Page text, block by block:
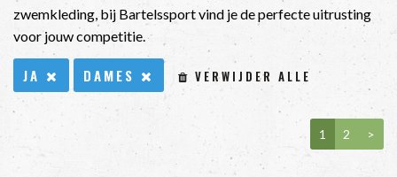
zwemkleding, bij Bartelssport vind je de perfecte uitrusting
voor jouw competitie.
JA DAMES VERWIJDER ALLE
1 2 >